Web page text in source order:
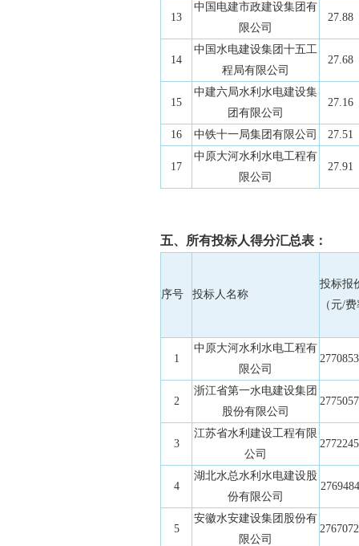
13
中国电建市政建设集团有
限公司
27.88
14
中国水电建设集团十五工
程局有限公司
27.68
15
中建六局水利水电建设集
团有限公司
27.16
16 中铁十一局集团有限公司 27.51
17
中原大河水利水电工程有
限公司
27.91
五、所有投标人得分汇总表：
序号 投标人名称
投标报
（元/
1
中原大河水利水电工程有
限公司
2
浙江省第一水电建设集团
股份有限公司
3
江苏省水利建设工程有限
公司
4
湖北水总水利水电建设股
份有限公司
5
安徽水安建设集团股份有
限公司